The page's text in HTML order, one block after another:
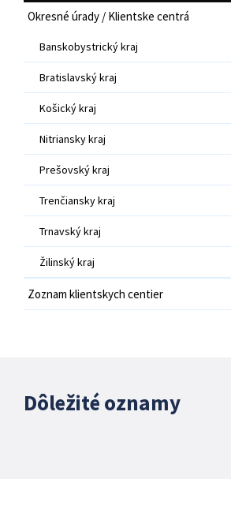
Okresné úrady / Klientske centrá
Banskobystrický kraj
Bratislavský kraj
Košický kraj
Nitriansky kraj
Prešovský kraj
Trenčiansky kraj
Trnavský kraj
Žilinský kraj
Zoznam klientskych centier
Dôležité oznamy